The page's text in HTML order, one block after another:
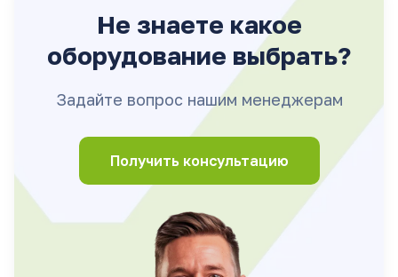
Не знаете какое
оборудование выбрать?
Задайте вопрос нашим менеджерам
Получить консультацию